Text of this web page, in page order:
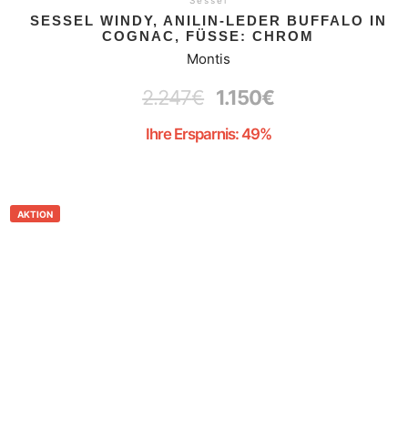
SESSEL WINDY, ANILIN-LEDER BUFFALO IN
COGNAC, FÜSSE: CHROM
Montis
2.247€ 1.150€
Ihre Ersparnis: 49%
AKTION